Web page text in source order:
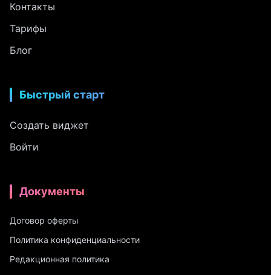
Контакты
Тарифы
Блог
Быстрый старт
Создать виджет
Войти
Документы
Договор оферты
Политика конфиденциальности
Редакционная политика